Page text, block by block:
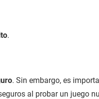
.
. Sin embargo, es
al probar un juego